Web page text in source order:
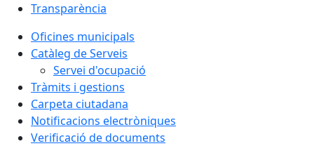
Transparència
Oficines municipals
Catàleg de Serveis
Servei d'ocupació
Tràmits i gestions
Carpeta ciutadana
Notificacions electròniques
Verificació de documents